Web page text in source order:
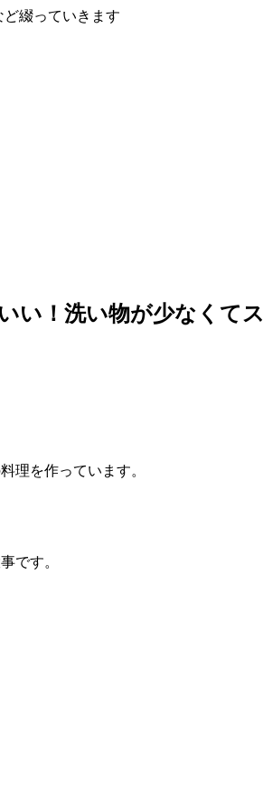
綴っていきます
い！洗い物が少なくてス
理を作っています。
です。